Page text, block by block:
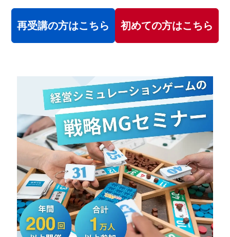
再受講の方はこちら 初めての方はこちら